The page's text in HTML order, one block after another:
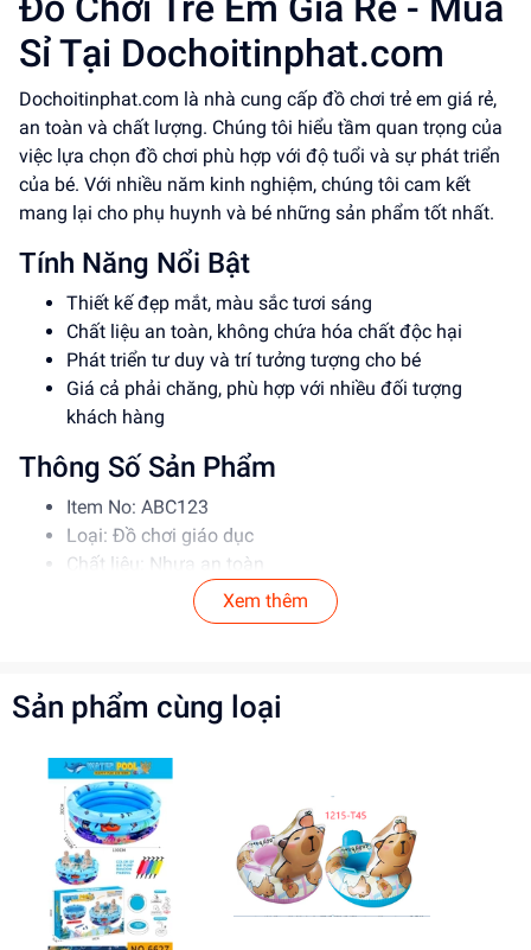
Sỉ Tại Dochoitinphat.com
Dochoitinphat.com là nhà cung cấp đồ chơi trẻ em giá rẻ,
an toàn và chất lượng. Chúng tôi hiểu tầm quan trọng của
việc lựa chọn đồ chơi phù hợp với độ tuổi và sự phát triển
của bé. Với nhiều năm kinh nghiệm, chúng tôi cam kết
mang lại cho phụ huynh và bé những sản phẩm tốt nhất.
Tính Năng Nổi Bật
Thiết kế đẹp mắt, màu sắc tươi sáng
Chất liệu an toàn, không chứa hóa chất độc hại
Phát triển tư duy và trí tưởng tượng cho bé
Giá cả phải chăng, phù hợp với nhiều đối tượng
khách hàng
Thông Số Sản Phẩm
Item No: ABC123
Loại: Đồ chơi giáo dục
Chất liệu: Nhựa an toàn
Độ tuổi phù hợp: 3-6 tuổi
Cho bé chơi dưới sự giám sát của phụ huynh
Lợi Ích Phát Triển
Phát triển tư duy và trí tưởng tượng
Rèn luyện kỹ năng giải quyết vấn đề
Tăng cường khả năng sáng tạo và khám phá
Mua ngay tạidochoitinphat.com
Xem thêm
Sản phẩm cùng loại